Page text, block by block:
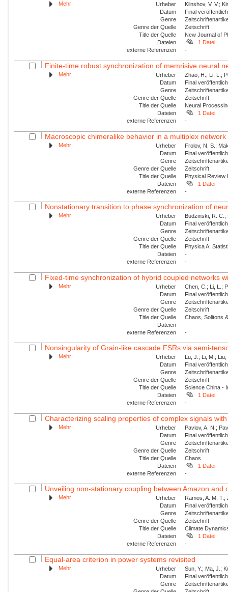
Mehr Urheber
Klinshov, V. V.;
Datum
Final
Genre
Genre der Quelle
Zeitschrift
Title der Quelle
New Journal of
Dateien
1 Datei
externe Referenzen
-
Finite-time robust synchronization of memrisive neural
Mehr Urheber
Zhao, H.; Li, L.;
Datum
Final
Genre
Genre der Quelle
Zeitschrift
Title der Quelle
Neural
Dateien
1 Datei
externe Referenzen
-
Macroscopic chimeralike behavior in a multiplex network
Mehr Urheber
Frolov, N. S.;
Datum
Final
Genre
Genre der Quelle
Zeitschrift
Title der Quelle
Physical Review
Dateien
1 Datei
externe Referenzen
-
Nonstationary transition to phase synchronization of
Mehr Urheber
Budzinski, R. C.;
Datum
Final
Genre
Genre der Quelle
Zeitschrift
Title der Quelle
Physica A:
Dateien
-
externe Referenzen
-
Fixed-time synchronization of hybrid coupled networks
Mehr Urheber
Chen, C.; Li, L.;
Datum
Final
Genre
Genre der Quelle
Zeitschrift
Title der Quelle
Chaos, Solitons
Dateien
-
externe Referenzen
-
Nonsingularity of Grain-like cascade FSRs via semi-
Mehr Urheber
Lu, J.; Li, M.;
Datum
Final
Genre
Genre der Quelle
Zeitschrift
Title der Quelle
Science China -
Dateien
1 Datei
externe Referenzen
-
Characterizing scaling properties of complex signals
Mehr Urheber
Pavlov, A. N.;
Datum
Final
Genre
Genre der Quelle
Zeitschrift
Title der Quelle
Chaos
Dateien
1 Datei
externe Referenzen
-
Unveiling non-stationary coupling between Amazon
Mehr Urheber
Ramos, A. M.
Datum
Final
Genre
Genre der Quelle
Zeitschrift
Title der Quelle
Climate
Dateien
1 Datei
externe Referenzen
-
Equal-area criterion in power systems revisited
Mehr Urheber
Sun, Y.; Ma, J.;
Datum
Final
Genre